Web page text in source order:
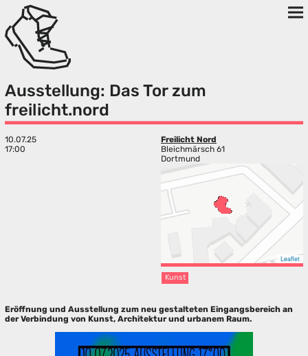
Ausstellung: Das Tor zum
freilicht.nord
10.07.25
17:00
Freilicht Nord
Bleichmärsch 61
Dortmund
Leaflet
Kunst
Eröffnung und Ausstellung zum neu gestalteten Eingangsbereich an
der Verbindung von Kunst, Architektur und urbanem Raum.